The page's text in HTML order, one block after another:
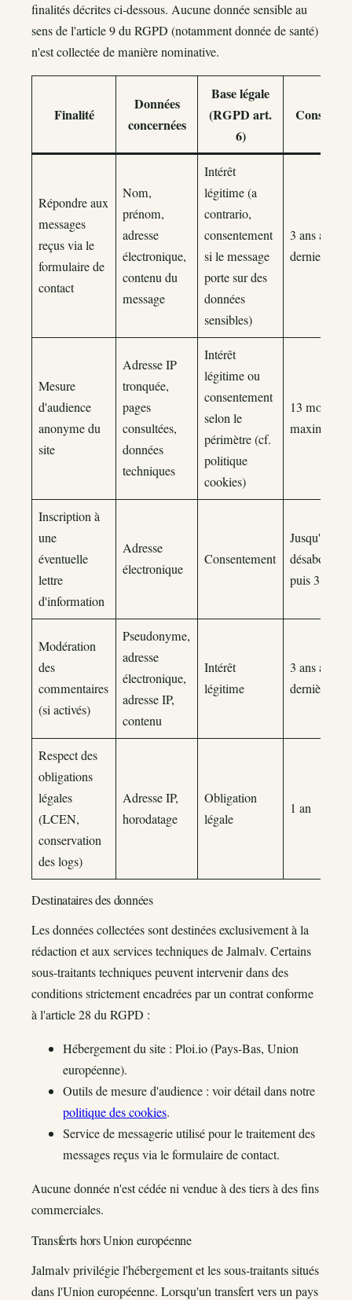
finalités décrites ci-dessous. Aucune donnée sensible au
sens de l'article 9 du RGPD (notamment donnée de santé)
n'est collectée de manière nominative.
Finalité
Données
concernées
Base légale
(RGPD art.
6)
Répondre aux
messages
reçus via le
formulaire de
contact
Nom,
prénom,
adresse
électronique,
contenu du
message
Intérêt
légitime (a
contrario,
consentement
si le message
porte sur des
données
sensibles)
3 ans après
dernier
Mesure
d'audience
anonyme du
site
Adresse IP
tronquée,
pages
consultées,
données
techniques
Intérêt
légitime ou
consentement
selon le
périmètre (cf.
politique
cookies)
13 mois
maximum
Inscription à
une
éventuelle
lettre
d'information
Adresse
électronique
Consentement
Jusqu'au
puis 3 ans
Modération
des
commentaires
(si activés)
Pseudonyme,
adresse
électronique,
adresse IP,
contenu
Intérêt
légitime
3 ans après
dernière
Respect des
obligations
légales
(LCEN,
conservation
des logs)
Adresse IP,
horodatage
Obligation
légale
1 an
Destinataires des données
Les données collectées sont destinées exclusivement à la
rédaction et aux services techniques de Jalmalv. Certains
sous-traitants techniques peuvent intervenir dans des
conditions strictement encadrées par un contrat conforme
à l'article 28 du RGPD :
Hébergement du site : Ploi.io (Pays-Bas, Union
européenne).
Outils de mesure d'audience : voir détail dans notre
politique des cookies.
Service de messagerie utilisé pour le traitement des
messages reçus via le formulaire de contact.
Aucune donnée n'est cédée ni vendue à des tiers à des fins
commerciales.
Transferts hors Union européenne
Jalmalv privilégie l'hébergement et les sous-traitants situés
dans l'Union européenne. Lorsqu'un transfert vers un pays